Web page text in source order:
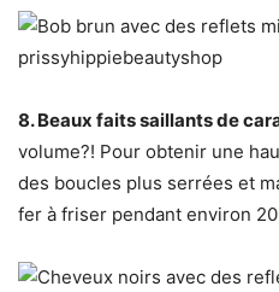
prissyhippiebeautyshop
8. Beaux faits saillants de
volume?! Pour obtenir une
des boucles plus serrées et
fer à friser pendant environ